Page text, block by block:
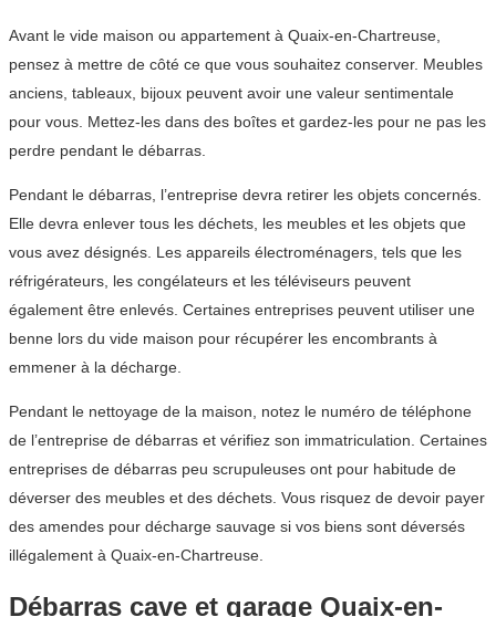
Avant le vide maison ou appartement à Quaix-en-Chartreuse,
pensez à mettre de côté ce que vous souhaitez conserver. Meubles
anciens, tableaux, bijoux peuvent avoir une valeur sentimentale
pour vous. Mettez-les dans des boîtes et gardez-les pour ne pas les
perdre pendant le débarras.
Pendant le débarras, l’entreprise devra retirer les objets concernés.
Elle devra enlever tous les déchets, les meubles et les objets que
vous avez désignés. Les appareils électroménagers, tels que les
réfrigérateurs, les congélateurs et les téléviseurs peuvent
également être enlevés. Certaines entreprises peuvent utiliser une
benne lors du vide maison pour récupérer les encombrants à
emmener à la décharge.
Pendant le nettoyage de la maison, notez le numéro de téléphone
de l’entreprise de débarras et vérifiez son immatriculation. Certaines
entreprises de débarras peu scrupuleuses ont pour habitude de
déverser des meubles et des déchets. Vous risquez de devoir payer
des amendes pour décharge sauvage si vos biens sont déversés
illégalement à Quaix-en-Chartreuse.
Débarras cave et garage Quaix-en-